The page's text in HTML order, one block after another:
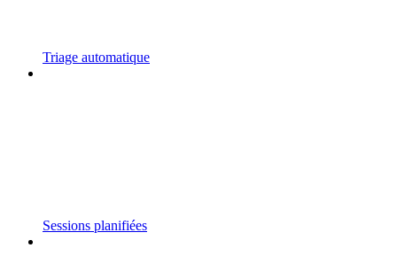
Triage automatique
Sessions planifiées